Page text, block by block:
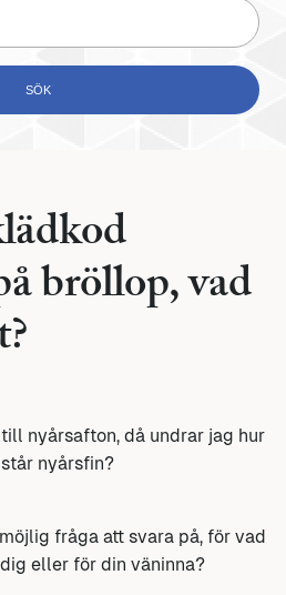
bröllop, vad
nyårsafton, då undrar jag hur
nyårsfin?
fråga att svara på, för vad
eller för din väninna?